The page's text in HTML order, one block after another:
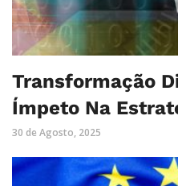
Transformação
Ímpeto Na
30 de Agosto, 2025